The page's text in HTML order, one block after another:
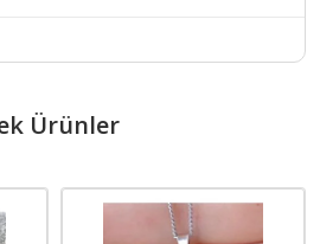
Ürünler